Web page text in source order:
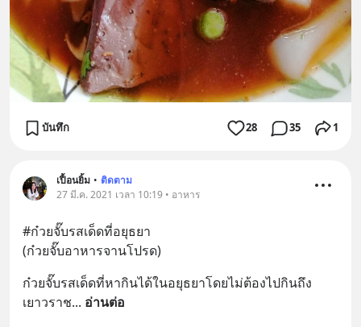
บันทึก 28 35 1
เปื้อนยิ้ม • ติดตาม
27 มี.ค. 2021 เวลา 10:19 • อาหาร
#ก๋วยจั๊บรสเด็ดที่อยุธยา
(ก๋วยจั๊บอาหารจานโปรด)
ก๋วยจั๊บรสเด็ดที่หากินได้ในอยุธยาโดยไม่ต้องไปกินถึง
เยาวราช... อ่านต่อ